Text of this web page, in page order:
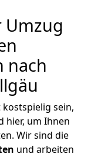
Umzug
nach
sein,
hier, um Ihnen
Wir sind die
und arbeiten